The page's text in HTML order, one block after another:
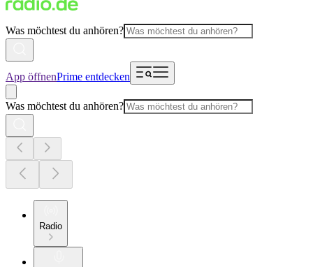
Was möchtest du anhören?
App öffnenPrime entdecken
Was möchtest du anhören?
Radio